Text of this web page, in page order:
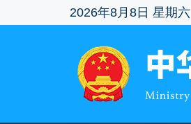
2026年8月8日 星期六